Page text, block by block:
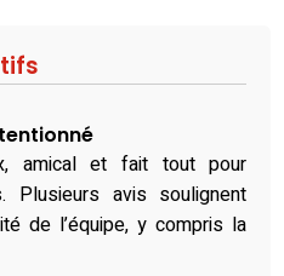
amical et fait tout pour
avis soulignent
de l’équipe, y compris la